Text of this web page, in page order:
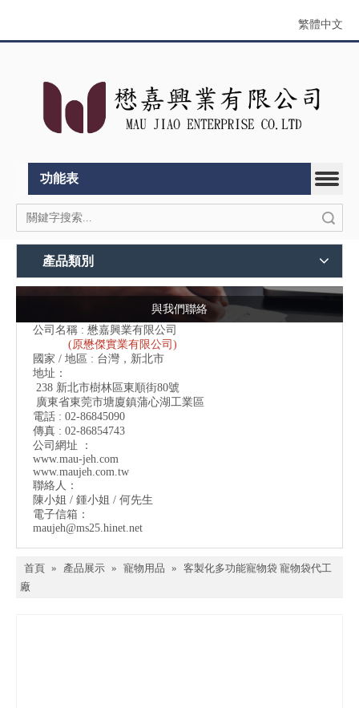
繁體中文
功能表
產品類別
與我們聯絡
公司名稱 : 懋嘉興業有限公司
(原懋傑實業有限公司)
國家 / 地區 : 台灣，新北市
地址：
238 新北市樹林區東順街80號
廣東省東莞市塘廈鎮蒲心湖工業區
電話 : 02-86845090
傳真 : 02-86854743
公司網址 ：
www.mau-jeh.com
www.maujeh.com.tw
聯絡人：
陳小姐 / 鍾小姐 / 何先生
電子信箱：
maujeh@ms25.hinet.net
首頁 » 產品展示 » 寵物用品 » 客製化多功能寵物袋 寵物袋代工
廠